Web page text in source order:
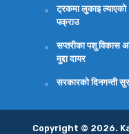
ट्रकमा लुकाइ
पक्राउ
सप्तरीका पशु विकास
मुद्दा दायर
सरकारको दिनगन्ती
Copyright © 2026.